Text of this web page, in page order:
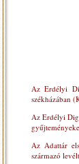
Az Erdélyi
székházában
Az Erdélyi
Az Adattár
származó